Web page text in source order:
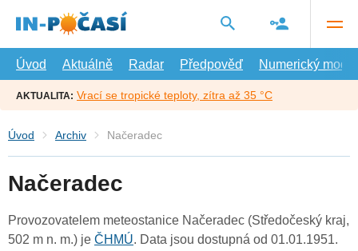
hlavní
Úvod
Aktuálně Radar Předpověď Numerický model
AKTUALITA: Vrací se tropické teploty, zítra až 35 °C
Úvod Archiv Načeradec
Načeradec
Provozovatelem meteostanice Načeradec (Středočeský kraj,
502 m n. m.) je ČHMÚ. Data jsou dostupná od 01.01.1951.